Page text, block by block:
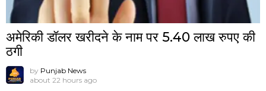
अमेरिकी डॉलर खरीदने के नाम पर 5.40 लाख रुपए की
ठगी
by Punjab News
about 22 hours ago